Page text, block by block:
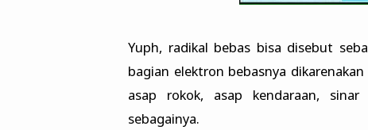
Yuph, radikal bebas bisa disebut
bagian elektron bebasnya
asap rokok, asap kendaraan,
sebagainya.